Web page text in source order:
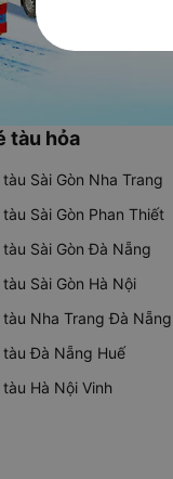
tàu hỏa
tàu Sài Gòn Nha Trang
tàu Sài Gòn Phan Thiết
tàu Sài Gòn Đà Nẵng
tàu Sài Gòn Hà Nội
tàu Nha Trang Đà Nẵng
tàu Đà Nẵng Huế
tàu Hà Nội Vinh